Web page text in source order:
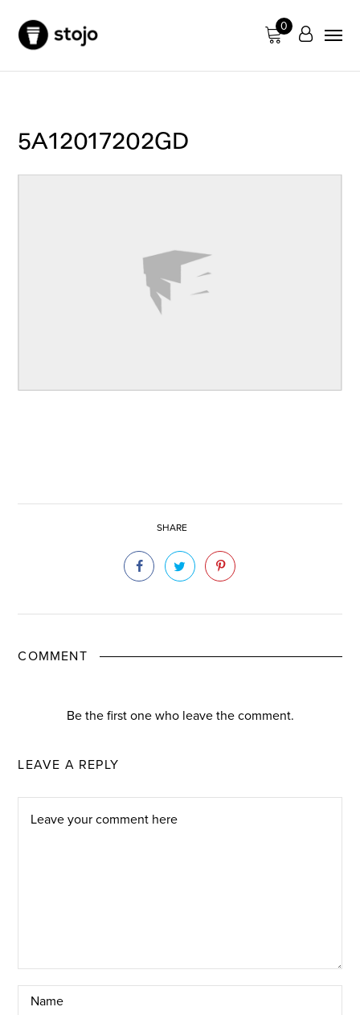
0
5A12017202GD
SHARE
COMMENT
Be the first one who leave the comment.
LEAVE A REPLY